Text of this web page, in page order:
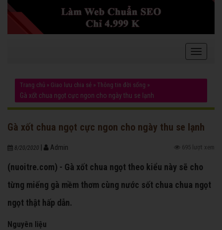
Trang chủ » Giao lưu chia sẻ » Thông tin đời sống »
Gà xốt chua ngọt cực ngon cho ngày thu se lạnh
Gà xốt chua ngọt cực ngon cho ngày thu se lạnh
8/20/2020 Admin 695 lượt xem
(nuoitre.com) - Gà xốt chua ngọt theo kiểu này sẽ cho
từng miếng gà mềm thơm cùng nước sốt chua chua ngọt
ngọt thật hấp dẫn.
Nguyên liệu